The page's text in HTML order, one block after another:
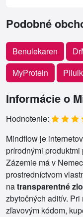
Podobné
Benulekaren
MyProtein
Informácie o
Hodnotenie:
Mindflow je
prírodnými
Zázemie má v
prostredníctvom
natransparentné
zbytočných aditív.
zľavovým kódom,